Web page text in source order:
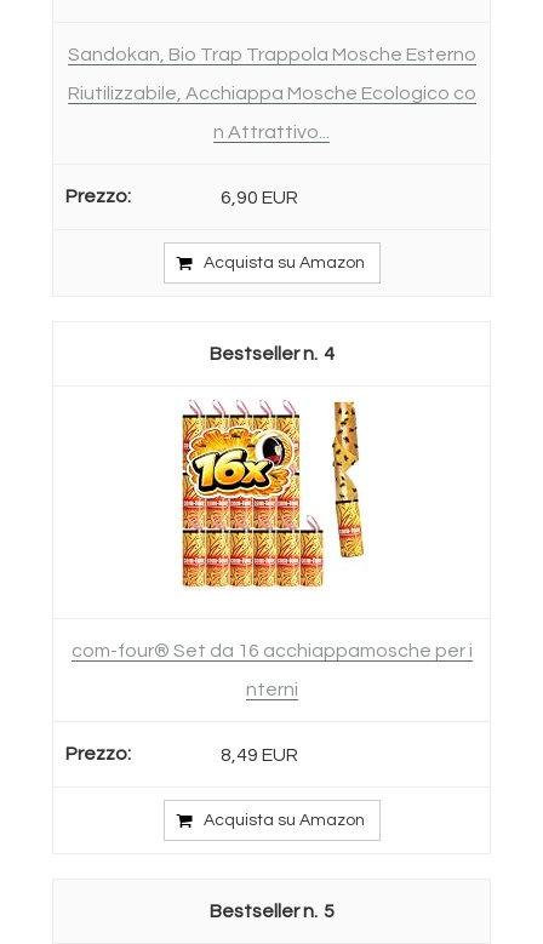
Sandokan, Bio Trap Trappola Mosche Esterno
Riutilizzabile, Acchiappa Mosche Ecologico co
n Attrattivo...
6,90 EUR
Acquista su Amazon
4
com-four® Set da 16 acchiappamosche per i
nterni
8,49 EUR
Acquista su Amazon
5